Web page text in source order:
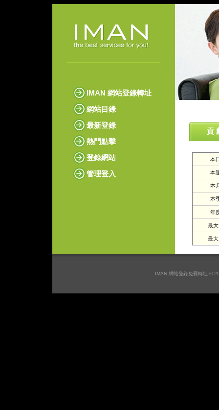
IMAN 網站登錄轉址
網站目錄
最新登錄
熱門點擊
登錄網站
管理登入
貢
本
本
本
本
年
最
最
IMAN 網站登錄免費轉址 ©